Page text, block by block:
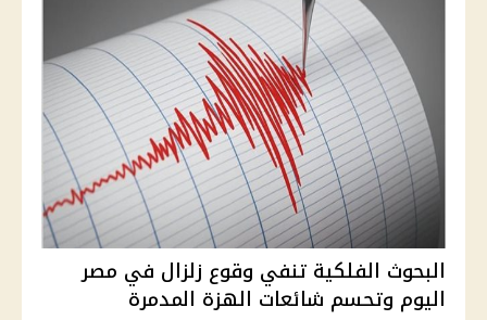
البحوث الفلكية تنفي وقوع زلزال في مصر
اليوم وتحسم شائعات الهزة المدمرة